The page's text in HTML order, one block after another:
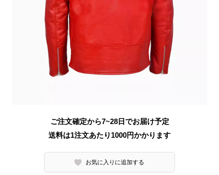
ご注文確定から7~28日でお届け予定
送料は1注文あたり 1000円かかります
お気に入りに追加する